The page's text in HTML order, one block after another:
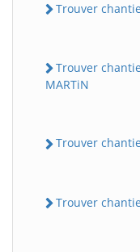
Trouver
Trouver
MARTiN
Trouver
Trouver